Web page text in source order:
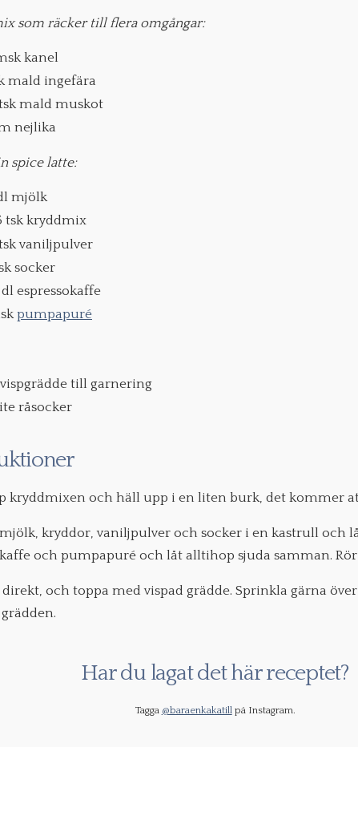
som räcker till flera omgångar:
kanel
mald ingefära
mald muskot
nejlika
spice latte:
mjölk
tsk kryddmix
vaniljpulver
socker
dl espressokaffe
pumpapuré
till garnering
råsocker
kryddmixen och häll upp i en liten burk, det kommer
kryddor, vaniljpulver och socker i en kastrull och
och pumpapuré och låt alltihop sjuda samman. Rör
direkt, och toppa med vispad grädde. Sprinkla gärna
Har du lagat det här receptet?
Tagga @baraenkakatillpå Instagram.